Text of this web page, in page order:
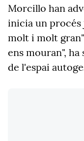
Morcillo han
inicia un
molt i molt
ens mouran",
de l'espai